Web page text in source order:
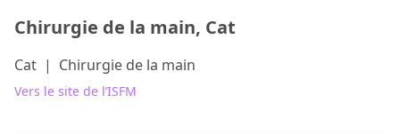
Chirurgie de la main, Cat
Cat | Chirurgie de la main
Vers le site de l’ISFM